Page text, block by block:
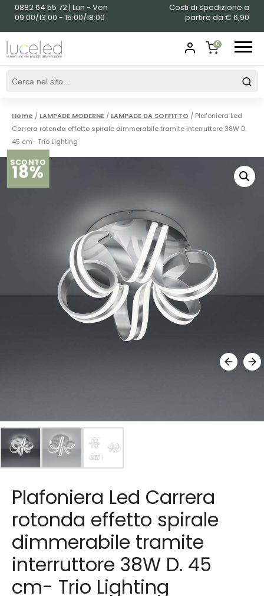
0882 64 55 72 | Lun - Ven
09:00/13:00 - 15:00/18:00
Costi di spedizione a
partire da € 6,90
0
SHOPPING
Home / LAMPADE MODERNE / LAMPADE DA SOFFITTO / Plafoniera Led
Carrera rotonda effetto spirale dimmerabile tramite interruttore 38W D.
45 cm- Trio Lighting
SCONTO
18%
Plafoniera Led Carrera
rotonda effetto spirale
dimmerabile tramite
interruttore 38W D. 45
cm- Trio Lighting